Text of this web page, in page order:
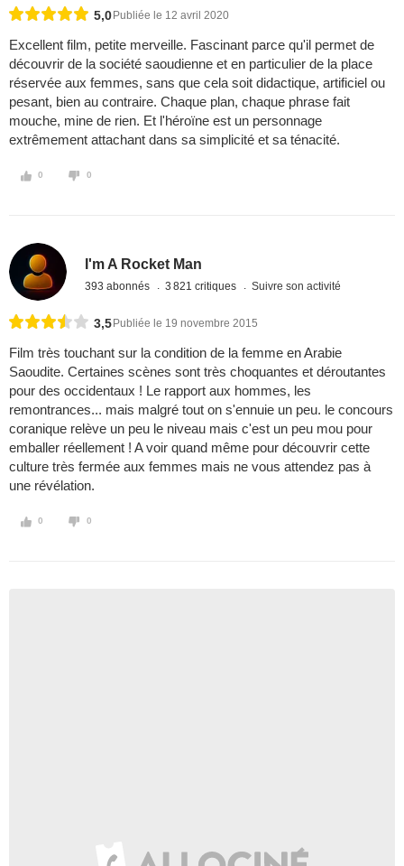
5,0 Publiée le 12 avril 2020
Excellent film, petite merveille. Fascinant parce qu'il permet de
découvrir de la société saoudienne et en particulier de la place
réservée aux femmes, sans que cela soit didactique, artificiel ou
pesant, bien au contraire. Chaque plan, chaque phrase fait
mouche, mine de rien. Et l'héroïne est un personnage
extrêmement attachant dans sa simplicité et sa ténacité.
0 0
I'm A Rocket Man
393 abonnés 3 821 critiques Suivre son activité
3,5 Publiée le 19 novembre 2015
Film très touchant sur la condition de la femme en Arabie
Saoudite. Certaines scènes sont très choquantes et déroutantes
pour des occidentaux ! Le rapport aux hommes, les
remontrances... mais malgré tout on s'ennuie un peu. le concours
coranique relève un peu le niveau mais c'est un peu mou pour
emballer réellement ! A voir quand même pour découvrir cette
culture très fermée aux femmes mais ne vous attendez pas à
une révélation.
0 0